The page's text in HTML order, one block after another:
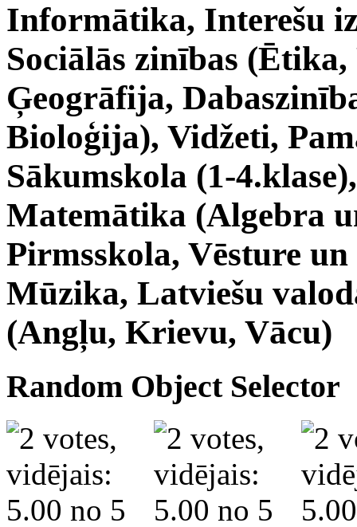
Informātika, Interešu
Sociālās zinības
Ģeogrāfija,
Bioloģija), Vidžeti,
Sākumskola (1-
Matemātika (Algebra
Pirmsskola, Vēsture
Mūzika, Latviešu
(Angļu, Krievu, Vācu)
Random Object Selector